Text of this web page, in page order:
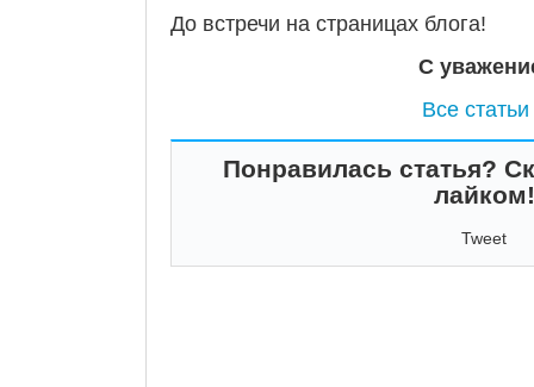
До встречи на страницах блога!
С
Все
Понравилась статья?
лайком!
Tweet